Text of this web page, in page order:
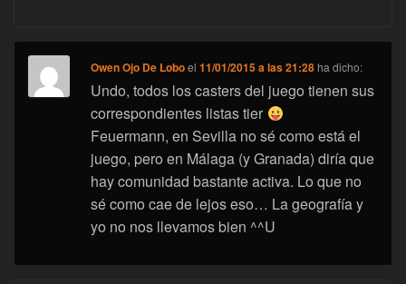
Owen Ojo De Loboel11/01/2015 a las 21:28 ha dicho:
Undo, todos los casters del juego tienen sus
correspondientes listas tier
Feuermann, en Sevilla no sé como está el
juego, pero en Málaga (y Granada) diría que
hay comunidad bastante activa. Lo que no
sé como cae de lejos eso… La geografía y
yo no nos llevamos bien ^^U